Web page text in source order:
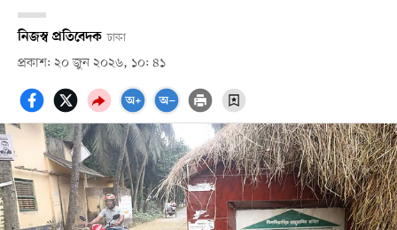
নিজস্ব প্রতিবেদক ঢাকা
প্রকাশ: ২০ জুন ২০২৬, ১০: ৪১